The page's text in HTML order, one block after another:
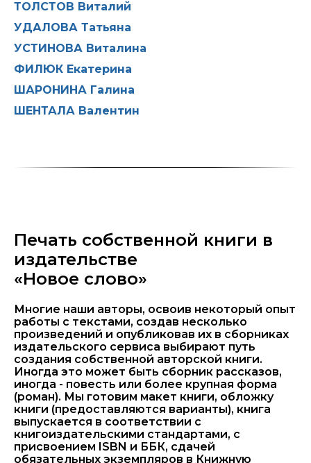
ТОЛСТОВ Виталий
УДАЛОВА Татьяна
УСТИНОВА Виталина
ФИЛЮК Екатерина
ШАРОНИНА Галина
ШЕНТАЛА Валентин
Печать собственной книги в
издательстве
«Новое слово»
Многие наши авторы, освоив некоторый опыт
работы с текстами, создав несколько
произведений и опубликовав их в сборниках
издательского сервиса выбирают путь
создания собственной авторской книги.
Иногда это может быть сборник рассказов,
иногда - повесть или более крупная форма
(роман). Мы готовим макет книги, обложку
книги (предоставляются варианты), книга
выпускается в соответствии с
книгоиздательскими стандартами, с
присвоением ISBN и ББК, сдачей
обязательных экземпляров в Книжную